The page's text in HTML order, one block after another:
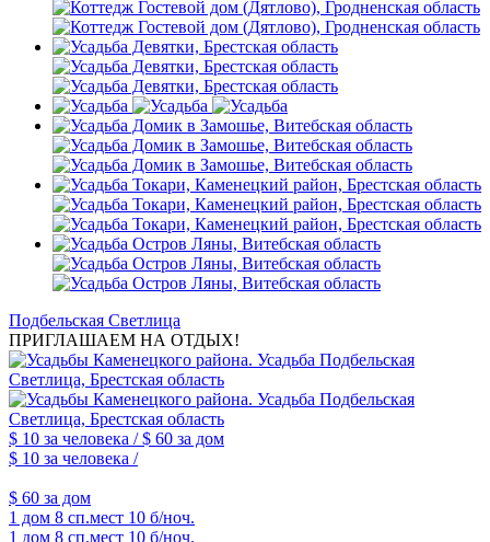
Подбельская Светлица
ПРИГЛАШАЕМ НА ОТДЫХ!
$ 10 за человека /$ 60 за дом
$ 10 за человека /
$ 60 за дом
1 дом 8 сп.мест 10 б/ноч.
1 дом 8 сп.мест 10 б/ноч.